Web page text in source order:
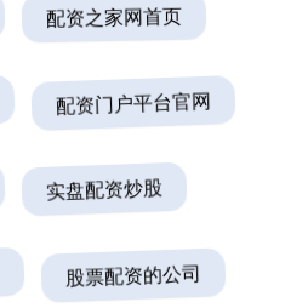
配资之家网首页
配资门户平台官网
实盘配资炒股
股票配资的公司